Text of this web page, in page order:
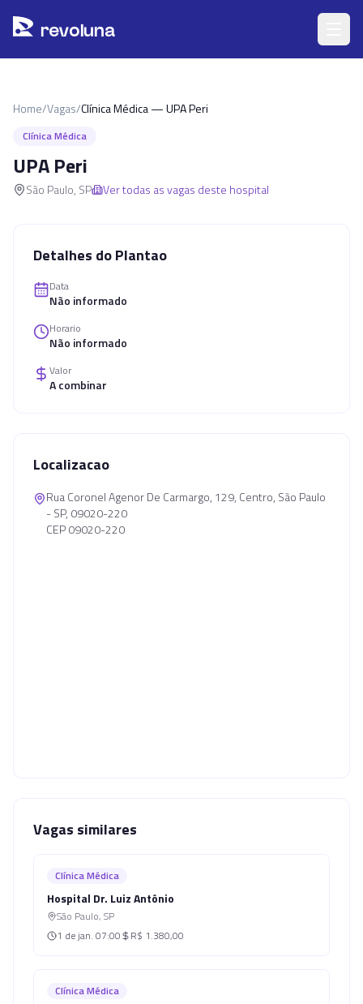
revoluna
Home/Vagas/Clínica Médica — UPA Peri
Clínica Médica
UPA Peri
São Paulo, SP Ver todas as vagas deste hospital
Detalhes do Plantao
Data
Não informado
Horario
Não informado
Valor
A combinar
Localizacao
Rua Coronel Agenor De Carmargo, 129, Centro, São Paulo
- SP, 09020-220
CEP 09020-220
Vagas similares
Clínica Médica
Hospital Dr. Luiz Antônio
São Paulo, SP
1 de jan. 07:00 R$ 1.380,00
Clínica Médica